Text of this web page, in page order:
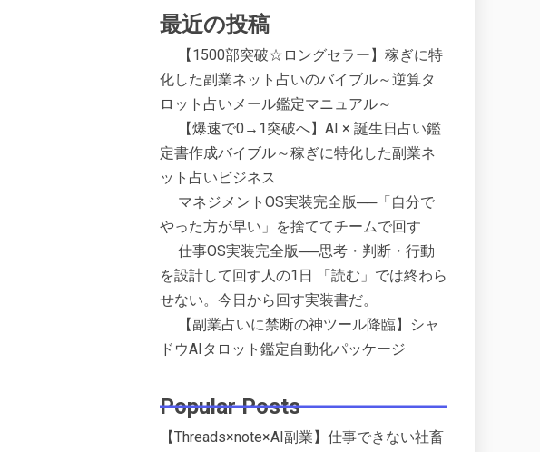
最近の投稿
【1500部突破☆ロングセラー】稼ぎに特
化した副業ネット占いのバイブル～逆算タ
ロット占いメール鑑定マニュアル～
【爆速で0→1突破へ】AI × 誕生日占い鑑
定書作成バイブル～稼ぎに特化した副業ネ
ット占いビジネス
マネジメントOS実装完全版──「自分で
やった方が早い」を捨ててチームで回す
仕事OS実装完全版──思考・判断・行動
を設計して回す人の1日 「読む」では終わら
せない。今日から回す実装書だ。
【副業占いに禁断の神ツール降臨】シャ
ドウAIタロット鑑定自動化パッケージ
Popular Posts
【Threads×note×AI副業】仕事できない社畜